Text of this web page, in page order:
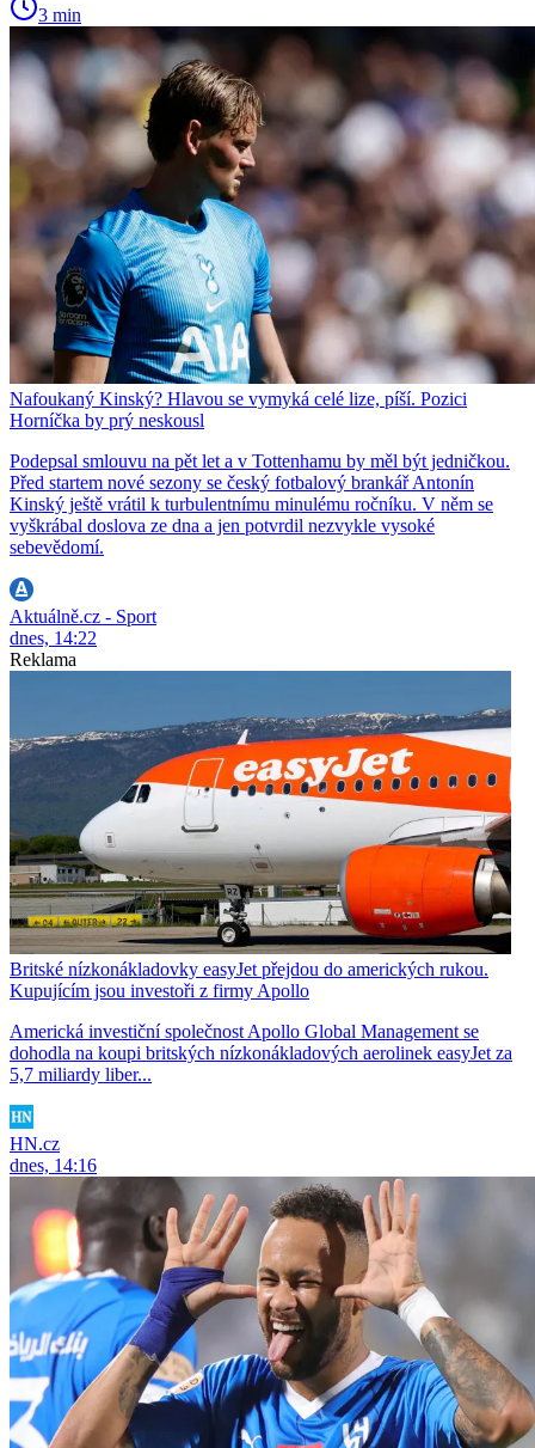
3 min
Nafoukaný Kinský? Hlavou se vymyká celé lize, píší. Pozici
Horníčka by prý neskousl
Podepsal smlouvu na pět let a v Tottenhamu by měl být jedničkou.
Před startem nové sezony se český fotbalový brankář Antonín
Kinský ještě vrátil k turbulentnímu minulému ročníku. V něm se
vyškrábal doslova ze dna a jen potvrdil nezvykle vysoké
sebevědomí.
Aktuálně.cz - Sport
dnes, 14:22
Reklama
Britské nízkonákladovky easyJet přejdou do amerických rukou.
Kupujícím jsou investoři z firmy Apollo
Americká investiční společnost Apollo Global Management se
dohodla na koupi britských nízkonákladových aerolinek easyJet za
5,7 miliardy liber...
HN.cz
dnes, 14:16